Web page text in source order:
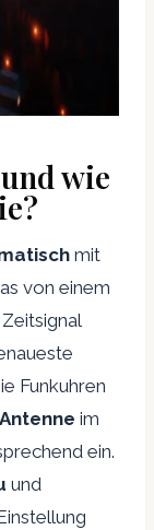
wie
mit
von einem
Funkuhren
Antenne im
ein.
und